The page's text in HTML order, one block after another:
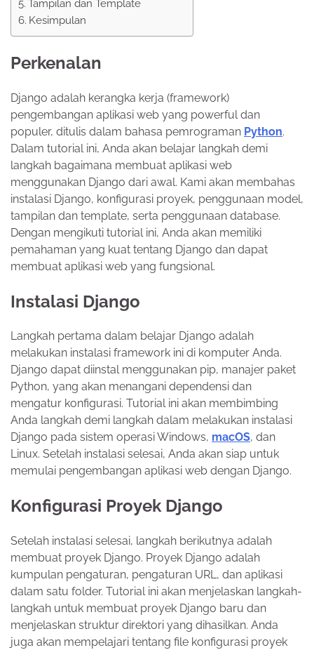
Tampilan dan Template
Kesimpulan
Perkenalan
Django adalah kerangka kerja (framework)
pengembangan aplikasi web yang powerful dan
populer, ditulis dalam bahasa pemrograman Python.
Dalam tutorial ini, Anda akan belajar langkah demi
langkah bagaimana membuat aplikasi web
menggunakan Django dari awal. Kami akan membahas
instalasi Django, konfigurasi proyek, penggunaan model,
tampilan dan template, serta penggunaan database.
Dengan mengikuti tutorial ini, Anda akan memiliki
pemahaman yang kuat tentang Django dan dapat
membuat aplikasi web yang fungsional.
Instalasi Django
Langkah pertama dalam belajar Django adalah
melakukan instalasi framework ini di komputer Anda.
Django dapat diinstal menggunakan pip, manajer paket
Python, yang akan menangani dependensi dan
mengatur konfigurasi. Tutorial ini akan membimbing
Anda langkah demi langkah dalam melakukan instalasi
Django pada sistem operasi Windows, macOS, dan
Linux. Setelah instalasi selesai, Anda akan siap untuk
memulai pengembangan aplikasi web dengan Django.
Konfigurasi Proyek Django
Setelah instalasi selesai, langkah berikutnya adalah
membuat proyek Django. Proyek Django adalah
kumpulan pengaturan, pengaturan URL, dan aplikasi
dalam satu folder. Tutorial ini akan menjelaskan langkah-
langkah untuk membuat proyek Django baru dan
menjelaskan struktur direktori yang dihasilkan. Anda
juga akan mempelajari tentang file konfigurasi proyek